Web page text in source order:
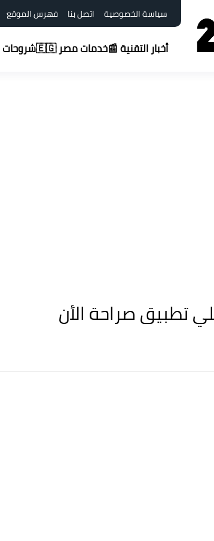
سياسة الخصوصية اتصل بنا فهرس الموقع
أخبار التقنية 📰خدمات مصر 🇪🇬
تطبيق صراحة الأن